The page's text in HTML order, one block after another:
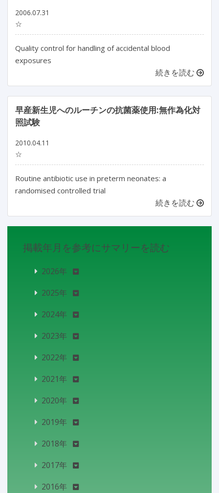
2006.07.31
☆
Quality control for handling of accidental blood
exposures
続きを読む
早産新生児へのルーチンの抗菌薬使用:無作為化対
照試験
2010.04.11
☆
Routine antibiotic use in preterm neonates: a
randomised controlled trial
続きを読む
掲載年月を参考にサマリーを読む
2026年
2025年
2024年
2023年
2022年
2021年
2020年
2019年
2018年
2017年
2016年